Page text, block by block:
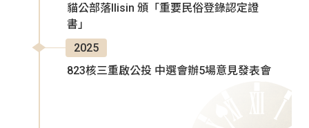
貓公部落Ilisin 頒「重要民俗登錄認定證
書」
2025
823核三重啟公投 中選會辦5場意見發表會